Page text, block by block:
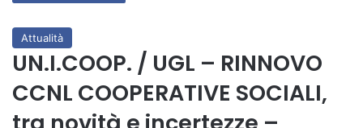
Attualità
UN.I.COOP. / UGL – RINNOVO
CCNL COOPERATIVE SOCIALI,